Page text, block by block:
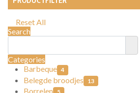
Reset All
Search
Categories
Barbeque 4
Belegde broodjes 13
Borrelen